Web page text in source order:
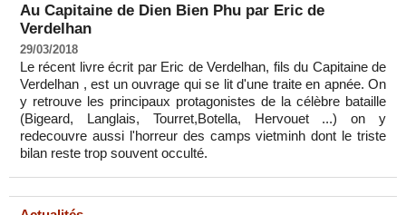
Au Capitaine de Dien Bien Phu par Eric de
Verdelhan
29/03/2018
Le récent livre écrit par Eric de Verdelhan, fils du Capitaine de
Verdelhan , est un ouvrage qui se lit d'une traite en apnée. On
y retrouve les principaux protagonistes de la célèbre bataille
(Bigeard, Langlais, Tourret,Botella, Hervouet ...) on y
redecouvre aussi l'horreur des camps vietminh dont le triste
bilan reste trop souvent occulté.